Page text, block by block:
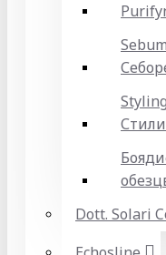
Dott. Solari